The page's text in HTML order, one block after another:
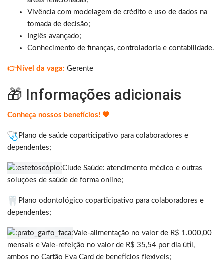
Vivência com modelagem de crédito e uso de dados na
tomada de decisão;
Inglês avançado;
Conhecimento de finanças, controladoria e contabilidade.
👉Nível da vaga: Gerente
🎁 Informações adicionais
Conheça nossos benefícios! 🧡
Plano de saúde coparticipativo para colaboradores e
dependentes;
Clude Saúde: atendimento médico e outras
soluções de saúde de forma online;
Plano odontológico coparticipativo para colaboradores e
dependentes;
Vale-alimentação no valor de R$ 1.000,00
mensais e Vale-refeição no valor de R$ 35,54 por dia útil,
ambos no Cartão Eva Card de benefícios flexíveis;